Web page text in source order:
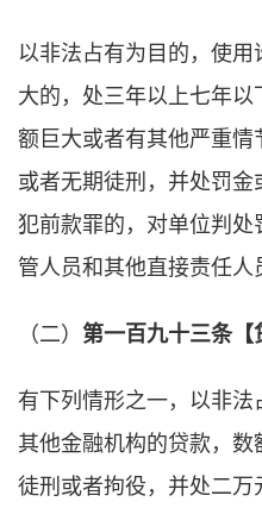
以非法占有为目的，使
大的，处三年以上七年
额巨大或者有其他严重情
或者无期徒刑，并处
犯前款罪的，对单位判
管人员和其他直接责任人
（二） 第一百九十三条【
有下列情形之一，以非
其他金融机构的贷款，
徒刑或者拘役，并处二万